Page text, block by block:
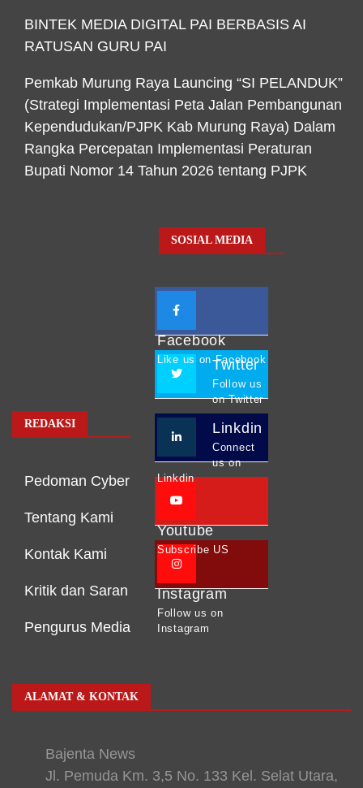
BINTEK MEDIA DIGITAL PAI BERBASIS AI
RATUSAN GURU PAI
Pemkab Murung Raya Launcing “SI PELANDUK”
(Strategi Implementasi Peta Jalan Pembangunan
Kependudukan/PJPK Kab Murung Raya) Dalam
Rangka Percepatan Implementasi Peraturan
Bupati Nomor 14 Tahun 2026 tentang PJPK
REDAKSI
Pedoman Cyber
Tentang Kami
Kontak Kami
Kritik dan Saran
Pengurus Media
SOSIAL MEDIA
Facebook
Like us on Facebook
Twitter
Follow us
on Twitter
Linkdin
Connect
us on
Linkdin
Youtube
Subscribe US
Instagram
Follow us on
Instagram
ALAMAT & KONTAK
Bajenta News
Jl. Pemuda Km. 3,5 No. 133 Kel. Selat Utara,